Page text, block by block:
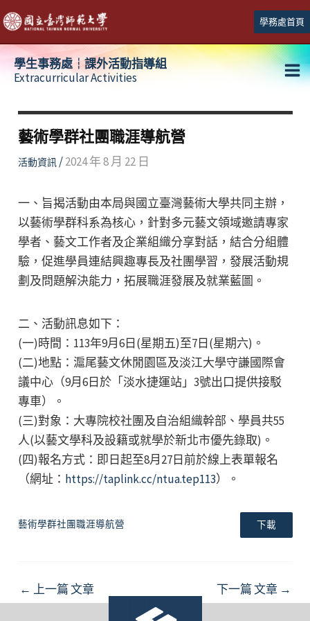
跳
至
主
學務處首頁
學生事務處┆課外活動指導組
Extracurricular Activities
藝術學群社團職涯導航營
活動資訊/2024 年 8 月 22 日
一、旨揭活動由本局與國立臺灣藝術大學共同主辦，
以藝術學群科系為核心，針對多元藝文領域邀請專家
學者、藝文工作者及企業組織分享對話，結合分組體
驗，促進學員連結興趣專長及社團學習，發展活動規
劃及問題解決能力，拓展職涯發展及就業藍圖。
二、活動訊息如下：
(一)時間：113年9月6日(星期五)至7日(星期六)。
(二)地點：滬尾藝文休閒園區及淡江大學守謙國際會
議中心（9月6日於「淡水捷運站」3號出口提供接駁
專車）。
(三)對象：大專院校社團及自治組織幹部、學員共55
人(以藝文學科及設籍或就學於新北市優先錄取)。
(四)報名方式：即日起至8月27日前於線上表單報名
（網址： https://taplink.cc/ntua.tep113）。
藝術學群社團職涯導航營 下載
Post
navigation
← 上一篇 文章 下一篇 文章 →